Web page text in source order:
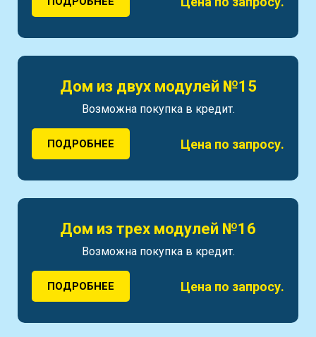
Дом из двух модулей №15
Возможна покупка в кредит.
ПОДРОБНЕЕ Цена по запросу.
Дом из трех модулей №16
Возможна покупка в кредит.
ПОДРОБНЕЕ Цена по запросу.